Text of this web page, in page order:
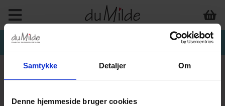
Samtykke Detaljer Om
Denne hjemmeside bruger cookies